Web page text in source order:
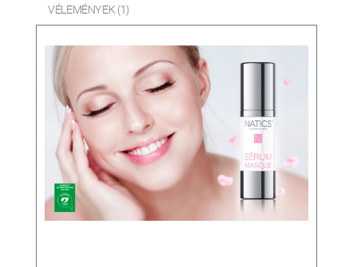
VÉLEMÉNYEK (1)